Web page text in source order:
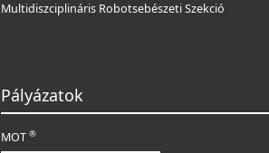
Multidiszciplináris Robotsebészeti Szekció
Pályázatok
MOT ®